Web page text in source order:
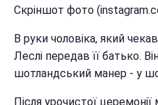
Скріншот фото
В руки чоловіка, який
Леслі передав її батько.
шотландський манер - у
Після урочистої